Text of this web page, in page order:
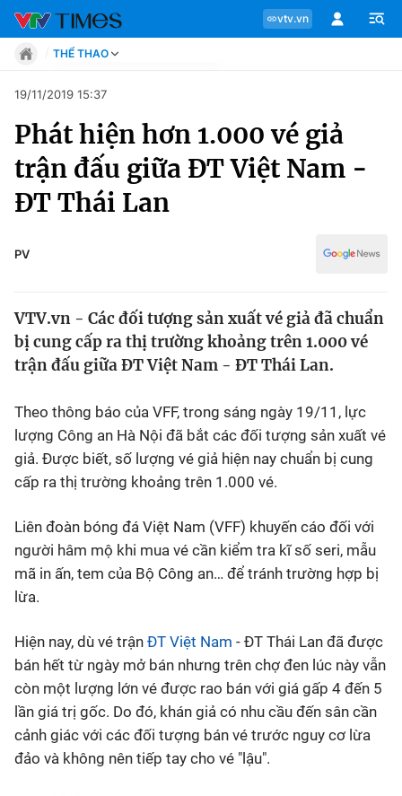
vtv.vn
Chuyên mục
Tin tức
Chân dung
Bóng đá
Thể thao Điện tử
Các môn khác
VIDEO
Bên lề
THỂ THAO
Move
Phong cách
Chân dung
Sự kiện
Bóng đá
19/11/2019 15:37
Phát hiện hơn 1.000 vé giả
trận đấu giữa ĐT Việt Nam -
ĐT Thái Lan
PV
VTV.vn - Các đối tượng sản xuất vé giả đã chuẩn
bị cung cấp ra thị trường khoảng trên 1.000 vé
trận đấu giữa ĐT Việt Nam - ĐT Thái Lan.
Theo thông báo của VFF, trong sáng ngày 19/11, lực
lượng Công an Hà Nội đã bắt các đối tượng sản xuất vé
giả. Được biết, số lượng vé giả hiện nay chuẩn bị cung
cấp ra thị trường khoảng trên 1.000 vé.
Liên đoàn bóng đá Việt Nam (VFF) khuyến cáo đối với
người hâm mộ khi mua vé cần kiểm tra kĩ số seri, mẫu
mã in ấn, tem của Bộ Công an… để tránh trường hợp bị
lừa.
Hiện nay, dù vé trận ĐT Việt Nam - ĐT Thái Lan đã được
bán hết từ ngày mở bán nhưng trên chợ đen lúc này vẫn
còn một lượng lớn vé được rao bán với giá gấp 4 đến 5
lần giá trị gốc. Do đó, khán giả có nhu cầu đến sân cần
cảnh giác với các đối tượng bán vé trước nguy cơ lừa
đảo và không nên tiếp tay cho vé "lậu".